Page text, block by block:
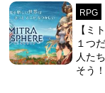
RPG
【ミ
１つ
人た
そう！